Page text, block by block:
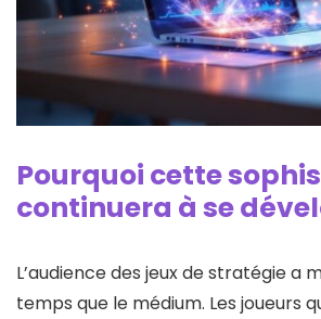
Pourquoi cette
continuera à se
L’audience des jeux de stratégie a
temps que le médium. Les joueurs